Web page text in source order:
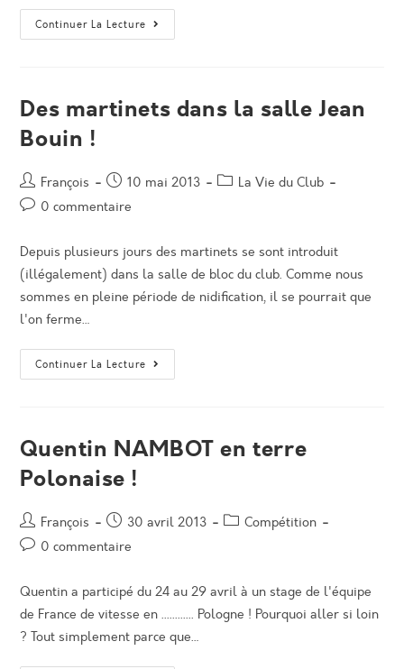
Continuer La Lecture Quentin
NAMBOT
France
De
Des martinets dans la salle Jean
Bouin !
Auteur/autrice
de
François
Post
published:
10 mai 2013
PostLa Vie du Club
Post0 commentaire
Depuis plusieurs jours des martinets se sont introduit
(illégalement) dans la salle de bloc du club. Comme nous
sommes en pleine période de nidification, il se pourrait que
l'on ferme…
Continuer La Lecture Des
Martinets
Bouin
!
Quentin NAMBOT en terre
Polonaise !
Auteur/autrice
de
François
Post
published:
30 avril 2013
PostCompétition
Post0 commentaire
Quentin a participé du 24 au 29 avril à un stage de l'équipe
de France de vitesse en ............ Pologne ! Pourquoi aller si loin
? Tout simplement parce que…